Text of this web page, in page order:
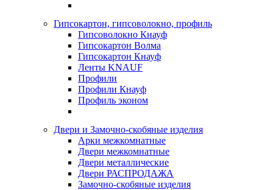
Гипсокартон, гипсоволокно, профиль
Гипсоволокно Кнауф
Гипсокартон Волма
Гипсокартон Кнауф
Ленты KNAUF
Профили
Профили Кнауф
Профиль эконом
Двери и Замочно-скобяные изделия
Арки межкомнатные
Двери межкомнатные
Двери металлические
Двери РАСПРОДАЖА
Замочно-скобяные изделия